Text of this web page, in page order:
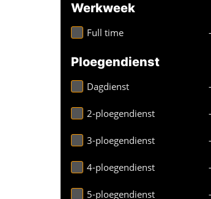
Werkweek
Full time -
Ploegendienst
Dagdienst -
2-ploegendienst -
3-ploegendienst -
4-ploegendienst -
5-ploegendienst -